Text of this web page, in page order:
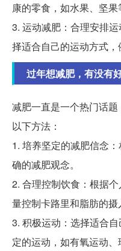
康的零食，如水果、坚果
3. 运动减肥：合理安排
择适合自己的运动方式，
过年想减肥，有没有
减肥一直是一个热门话
以下方法：
1. 培养坚定的减肥信念
确的减肥观念。
2. 合理控制饮食：根据
量控制卡路里和脂肪的摄
3. 积极运动：选择适合
定的运动，如有氧运动、